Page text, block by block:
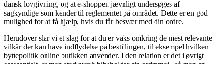
dansk lovgivning, og at e-shoppen jævnligt undersøges af
sagkyndige som kender til reglementet på området. Dette er en god
mulighed for at få hjælp, hvis du får besvær med din ordre.
Herudover slår vi et slag for at du er vaks omkring de mest relevante
vilkår der kan have indflydelse på bestillingen, til eksempel hvilken
byttepolitik online butikken anvender. I den relation er det i øvrigt